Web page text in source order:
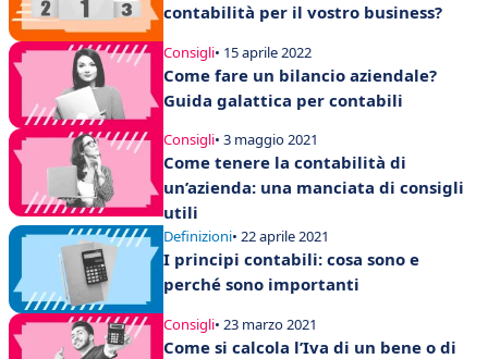
contabilità per il vostro business?
Consigli• 15 aprile 2022
Come fare un bilancio aziendale?
Guida galattica per contabili
Consigli• 3 maggio 2021
Come tenere la contabilità di
un’azienda: una manciata di consigli
utili
Definizioni• 22 aprile 2021
I principi contabili: cosa sono e
perché sono importanti
Consigli• 23 marzo 2021
Come si calcola l’Iva di un bene o di